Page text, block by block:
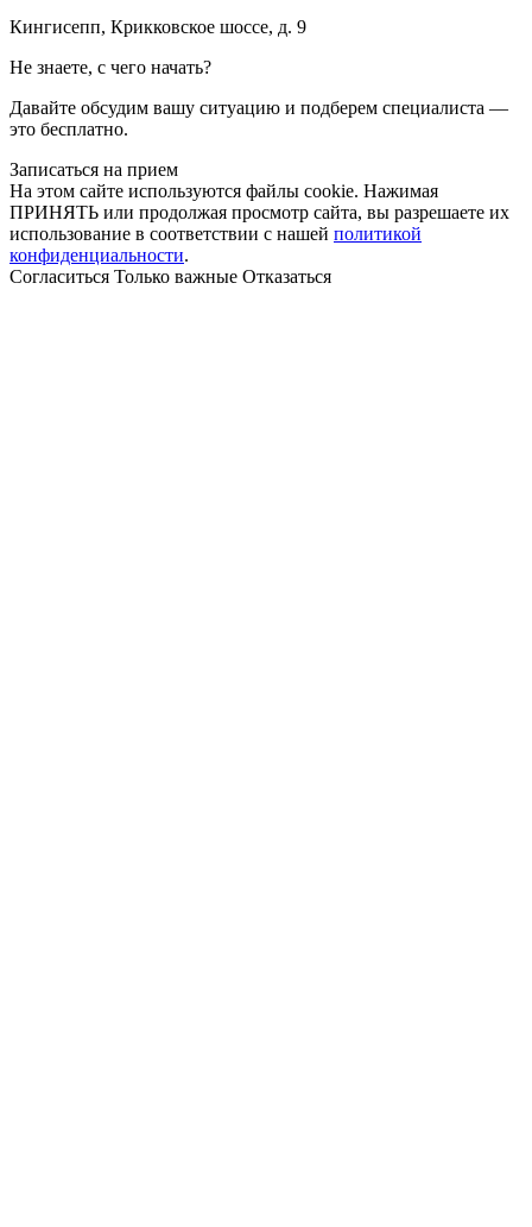
Кингисепп, Крикковское шоссе, д. 9
Не знаете, с чего начать?
Давайте обсудим вашу ситуацию и подберем специалиста —
это бесплатно.
Записаться на прием
На этом сайте используются файлы cookie. Нажимая
ПРИНЯТЬ или продолжая просмотр сайта, вы разрешаете их
использование в соответствии с нашей политикой
конфиденциальности.
Согласиться Только важные Отказаться